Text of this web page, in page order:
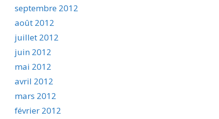
septembre 2012
août 2012
juillet 2012
juin 2012
mai 2012
avril 2012
mars 2012
février 2012